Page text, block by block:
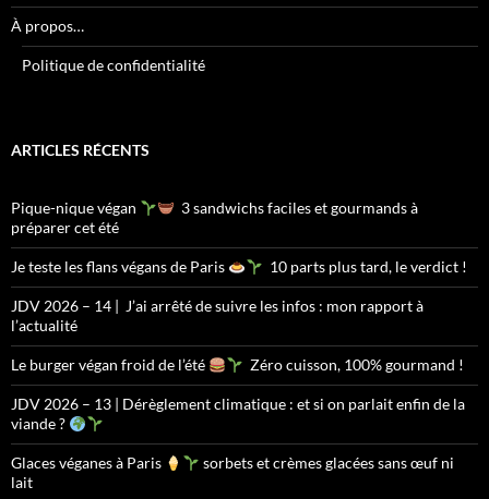
À propos…
Politique de confidentialité
ARTICLES RÉCENTS
Pique-nique végan
3 sandwichs faciles et gourmands à
préparer cet été
Je teste les flans végans de Paris 10 parts plus tard, le verdict !
JDV 2026 – 14 | J’ai arrêté de suivre les infos : mon rapport à
l’actualité
Le burger végan froid de l’été Zéro cuisson, 100% gourmand !
JDV 2026 – 13 | Dérèglement climatique : et si on parlait enfin de la
viande ?
Glaces véganes à Paris
sorbets et crèmes glacées sans œuf ni
lait